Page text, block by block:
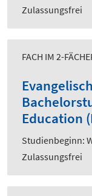
Zulassungsfrei
FACH IM 2-
Education
Studienbeginn:
Zulassungsfrei